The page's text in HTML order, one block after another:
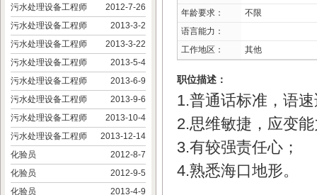
污水处理设备工程师
2012-7-26
污水处理设备工程师
2013-3-2
污水处理设备工程师
2013-3-22
污水处理设备工程师
2013-5-4
污水处理设备工程师
2013-6-9
污水处理设备工程师
2013-9-6
污水处理设备工程师
2013-10-4
污水处理设备工程师
2013-12-14
化验员
2012-8-7
化验员
2012-9-5
化验员
2013-4-9
年龄要求：
不限
语言能力：
工作地区：
其他
职位描述：
1.普通话标准，语
2.思维敏捷，应变
3.有较强责任心；
4.熟悉海口地形。